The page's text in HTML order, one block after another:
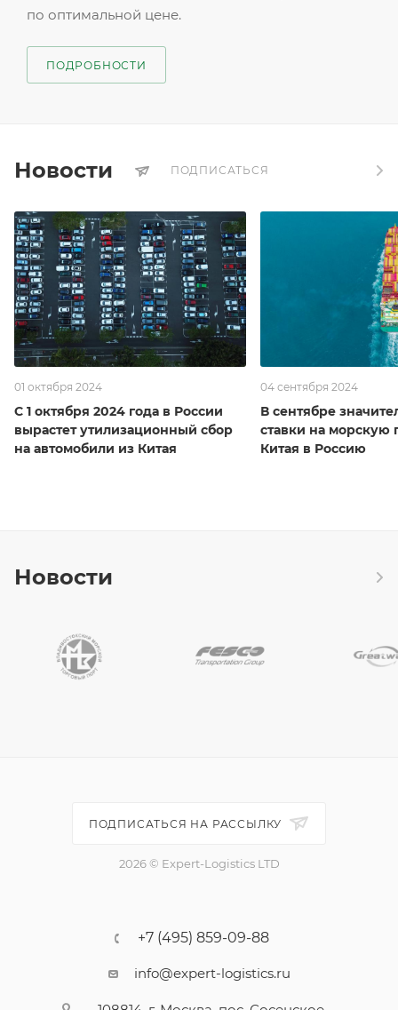
по оптимальной цене.
ПОДРОБНОСТИ
Новости ПОДПИСАТЬСЯ
01 октября 2024
С 1 октября 2024 года в России
вырастет утилизационный сбор
на автомобили из Китая
04 сентября 2024
В сентябре
ставки на морскую
Китая в Россию
Новости
ПОДПИСАТЬСЯ НА РАССЫЛКУ
2026 © Expert-Logistics LTD
+7 (495) 859-09-88
info@expert-logistics.ru